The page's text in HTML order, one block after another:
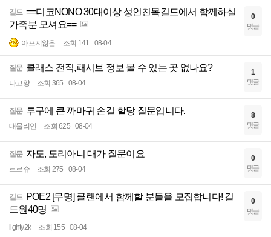
길드 ==디코NONO 30대이상 성인친목길드에서 함께하실
가족분 모셔요==
아프지않은 조회 141 08-04
0
댓글
질문 클래스 전직,패시브 정보 볼 수 있는 곳 없나요?
나고양 조회 365 08-04
1
댓글
질문 투구에 큰 까마귀 손길 할당 질문입니다.
대물리언 조회 625 08-04
8
댓글
질문 자도, 도리아니 대가 질문이요
르르슈 조회 275 08-04
0
댓글
길드 POE2 [무명] 클랜에서 함께할 분들을 모집합니다! 길
드원40명
lighty2k 조회 155 08-04
0
댓글